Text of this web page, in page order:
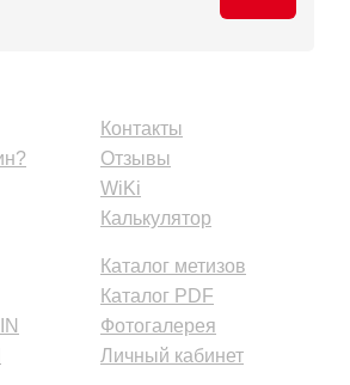
Контакты
Отзывы
WiKi
Калькулятор
Каталог метизов
Каталог PDF
Фотогалерея
Личный кабинет